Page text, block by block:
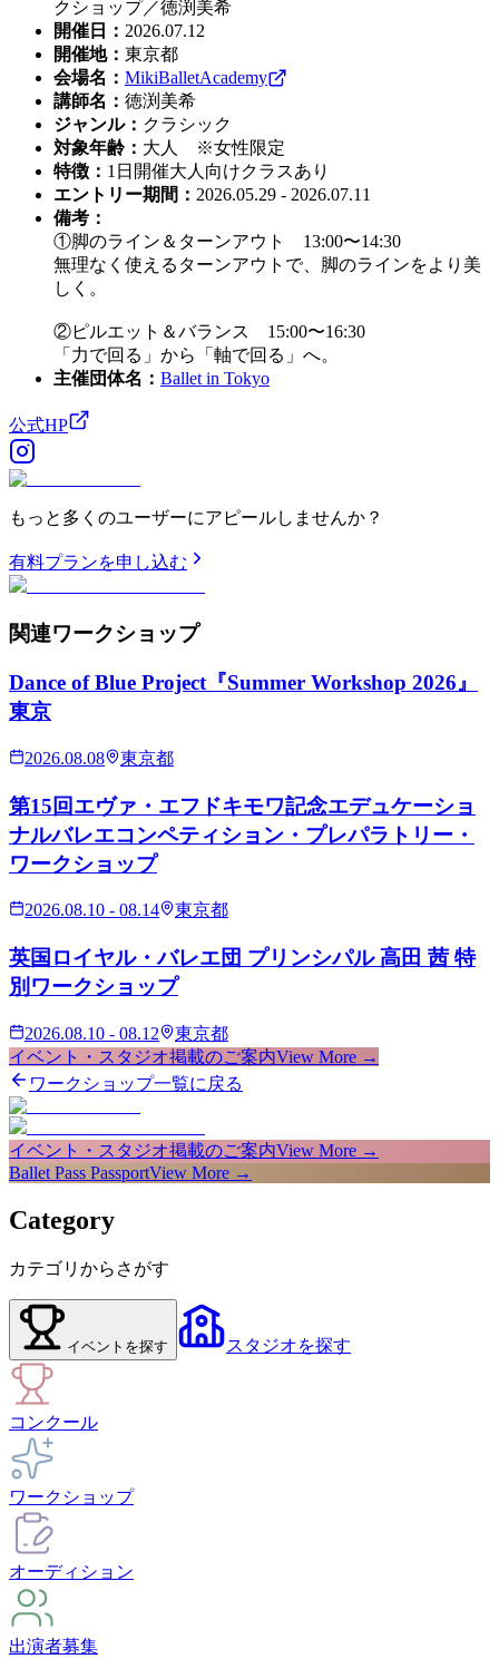
クショップ／徳渕美希
開催日
： 2026.07.12
開催地： 東京都
会場名 ： MikiBalletAcademy
講師名 ： 徳渕美希
ジャンル： クラシック
対象年齢 ： 大人 ※女性限定
特徴 ： 1日開催大人向けクラスあり
エントリー期間 ： 2026.05.29 - 2026.07.11
備考 ：
①脚のライン＆ターンアウト 13:00〜14:30
無理なく使えるターンアウトで、脚のラインをより美
しく。
②ピルエット＆バランス 15:00〜16:30
「力で回る」から「軸で回る」へ。
主催団体名 ： Ballet in Tokyo
公式HP
もっと多くのユーザーにアピールしませんか？
有料プランを申し込む
関連ワークショップ
Dance of Blue Project『Summer Workshop 2026』
東京
2026.08.08 東京都
第15回エヴァ・エフドキモワ記念エデュケーショ
ナルバレエコンペティション・プレパラトリー・
ワークショップ
2026.08.10 - 08.14 東京都
英国ロイヤル・バレエ団 プリンシパル 高田 茜 特
別ワークショップ
2026.08.10 - 08.12
東京都
イベント・スタジオ掲載のご案内View More →
ワークショップ一覧に戻る
イベント・スタジオ掲載のご案内View More →
Ballet Pass PassportView More →
Category
カテゴリからさがす
イベント を探す スタジオを探す
コンクール
ワークショップ
オーディション
出演者募集